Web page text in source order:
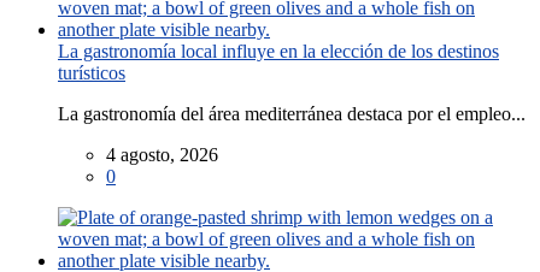
La gastronomía local influye en la elección de los destinos
turísticos
La gastronomía del área mediterránea destaca por el empleo...
4 agosto, 2026
0